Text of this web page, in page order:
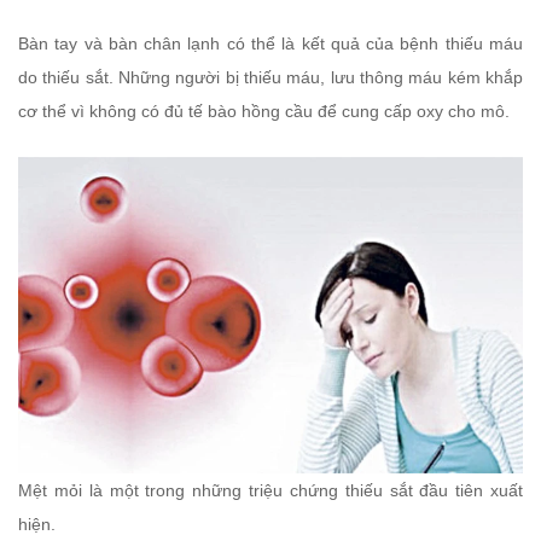
Bàn tay và bàn chân lạnh có thể là kết quả của bệnh thiếu máu
do thiếu sắt. Những người bị thiếu máu, lưu thông máu kém khắp
cơ thể vì không có đủ tế bào hồng cầu để cung cấp oxy cho mô.
Mệt mỏi là một trong những triệu chứng thiếu sắt đầu tiên xuất
hiện.